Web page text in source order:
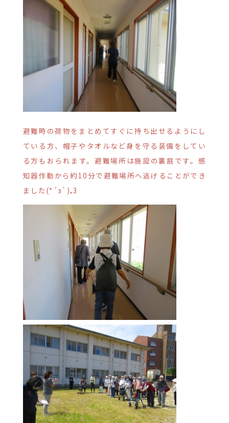
避難時の荷物をまとめてすぐに持ち出せるようにし
ている方、帽子やタオルなど身を守る装備をしてい
る方もおられます。避難場所は施設の裏庭です。感
知器作動から約10分で避難場所へ逃げることができ
ました(*´з`)₌3